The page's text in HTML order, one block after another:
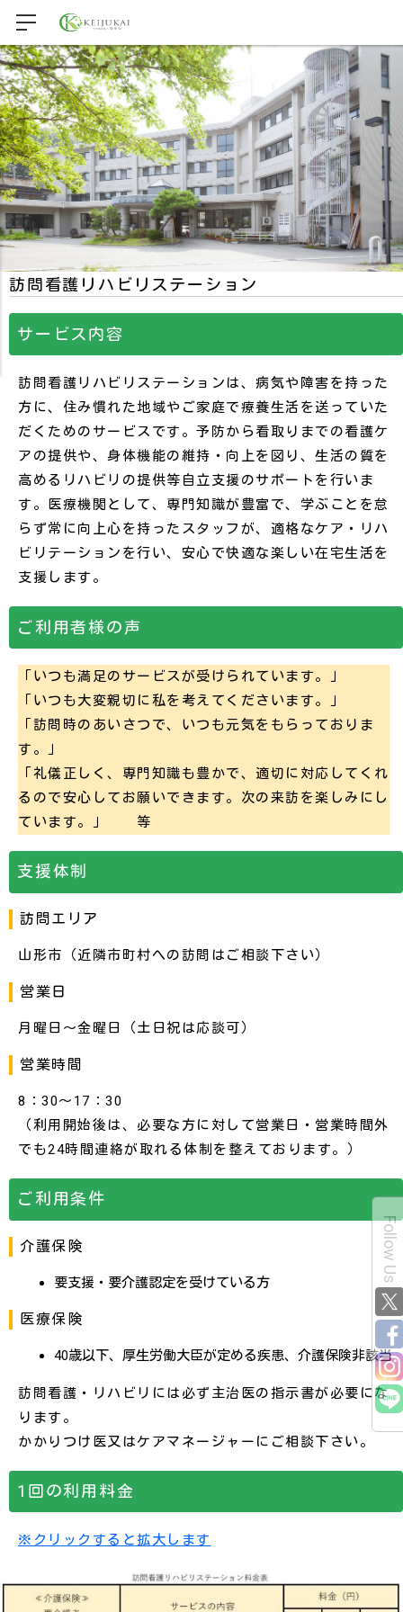
訪問看護リハビリステーション
サービス内容
訪問看護リハビリステーションは、病気や障害を持った
方に、住み慣れた地域やご家庭で療養生活を送っていた
だくためのサービスです。予防から看取りまでの看護ケ
アの提供や、身体機能の維持・向上を図り、生活の質を
高めるリハビリの提供等自立支援のサポートを行いま
す。医療機関として、専門知識が豊富で、学ぶことを怠
らず常に向上心を持ったスタッフが、適格なケア・リハ
ビリテーションを行い、安心で快適な楽しい在宅生活を
支援します。
ご利用者様の声
「いつも満足のサービスが受けられています。」
「いつも大変親切に私を考えてくださいます。」
「訪問時のあいさつで、いつも元気をもらっておりま
す。」
「礼儀正しく、専門知識も豊かで、適切に対応してくれ
るので安心してお願いできます。次の来訪を楽しみにし
ています。」 等
支援体制
訪問エリア
山形市（近隣市町村への訪問はご相談下さい）
営業日
月曜日～金曜日（土日祝は応談可）
営業時間
8：30～17：30
（利用開始後は、必要な方に対して営業日・営業時間外
でも24時間連絡が取れる体制を整えております。）
ご利用条件
介護保険
要支援・要介護認定を受けている方
医療保険
40歳以下、厚生労働大臣が定める疾患、介護保険非該当
訪問看護・リハビリには必ず主治医の指示書が必要にな
ります。
かかりつけ医又はケアマネージャーにご相談下さい。
1回の利用料金
※クリックすると拡大します
Follow Us